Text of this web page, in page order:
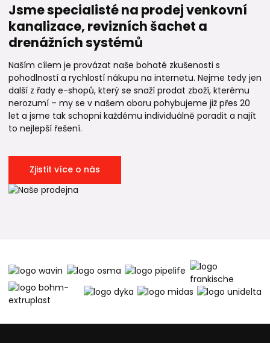
Jsme specialisté na prodej venkovní
kanalizace, revizních šachet a
drenážních systémů
Naším cílem je provázat naše bohaté zkušenosti s
pohodlností a rychlostí nákupu na internetu. Nejme tedy jen
další z řady e-shopů, který se snaží prodat zboží, kterému
nerozumí – my se v našem oboru pohybujeme již přes 20
let a jsme tak schopni každému individuálně poradit a najít
to nejlepší řešení.
Zjistit více o nás